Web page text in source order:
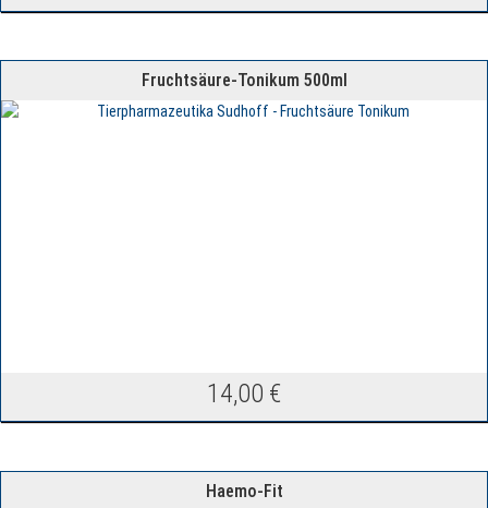
Fruchtsäure-Tonikum 500ml
14,00 €
Haemo-Fit